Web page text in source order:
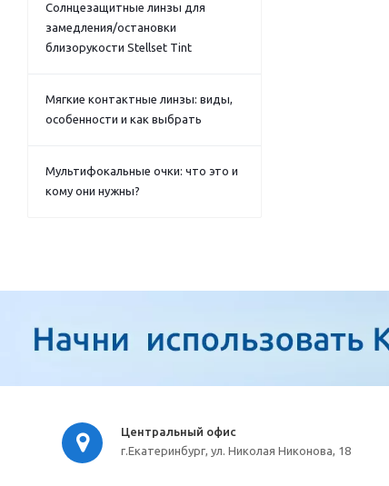
Солнцезащитные линзы для
замедления/остановки
близорукости Stellset Tint
Мягкие контактные линзы: виды,
особенности и как выбрать
Мультифокальные очки: что это и
кому они нужны?
Центральный офис
г.Екатеринбург, ул. Николая Никонова, 18